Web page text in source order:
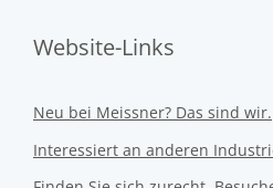
Website-Links
Neu bei Meissner? Das sind wir.
Interessiert an anderen